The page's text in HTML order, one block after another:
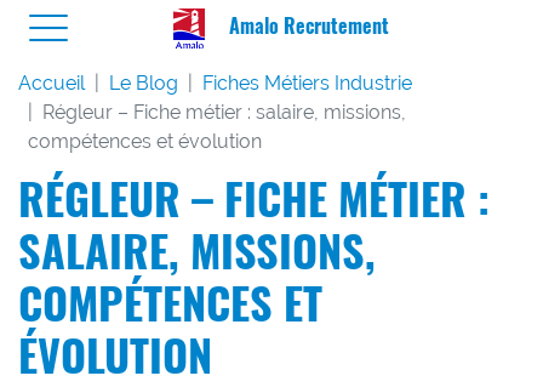
Amalo Recrutement
Accueil Le Blog
Fiches Métiers Industrie
Régleur – Fiche métier : salaire, missions,
compétences et évolution
RÉGLEUR – FICHE MÉTIER :
SALAIRE, MISSIONS,
COMPÉTENCES ET
ÉVOLUTION